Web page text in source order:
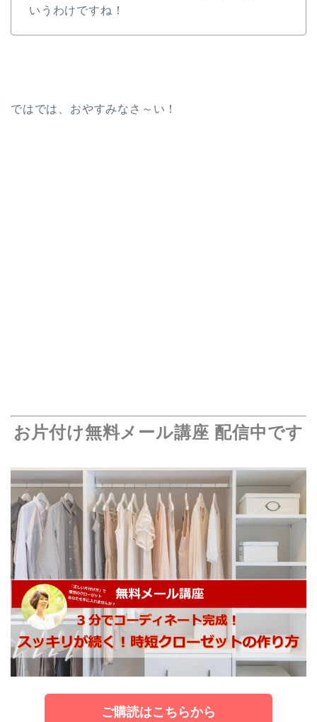
いうわけですね！
ではでは、おやすみなさ～い！
お片付け無料メール講座 配信中です
ご購読はこちらから